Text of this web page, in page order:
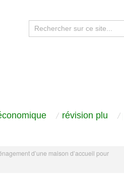
révision plu
d’une maison d’accueil pour